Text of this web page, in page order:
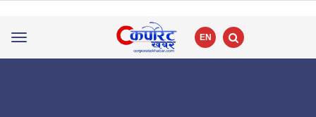
Toggle
navigation
EN